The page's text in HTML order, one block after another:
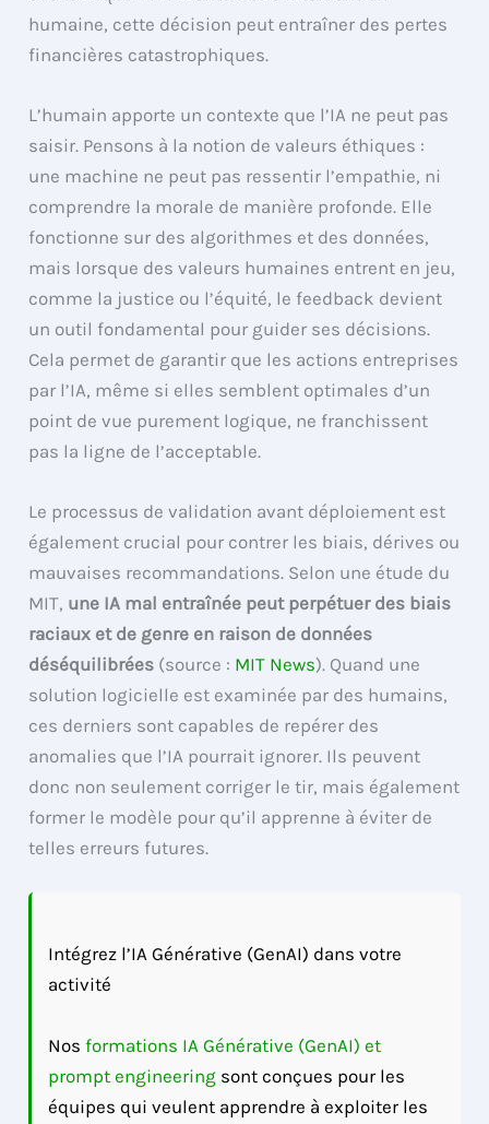
humaine, cette décision peut entraîner des pertes
financières catastrophiques.
L’humain apporte un contexte que l’IA ne peut pas
saisir. Pensons à la notion de valeurs éthiques :
une machine ne peut pas ressentir l’empathie, ni
comprendre la morale de manière profonde. Elle
fonctionne sur des algorithmes et des données,
mais lorsque des valeurs humaines entrent en jeu,
comme la justice ou l’équité, le feedback devient
un outil fondamental pour guider ses décisions.
Cela permet de garantir que les actions entreprises
par l’IA, même si elles semblent optimales d’un
point de vue purement logique, ne franchissent
pas la ligne de l’acceptable.
Le processus de validation avant déploiement est
également crucial pour contrer les biais, dérives ou
mauvaises recommandations. Selon une étude du
MIT, une IA mal entraînée peut perpétuer des biais
raciaux et de genre en raison de données
déséquilibrées (source : MIT News). Quand une
solution logicielle est examinée par des humains,
ces derniers sont capables de repérer des
anomalies que l’IA pourrait ignorer. Ils peuvent
donc non seulement corriger le tir, mais également
former le modèle pour qu’il apprenne à éviter de
telles erreurs futures.
Intégrez l’IA Générative (GenAI) dans votre
activité
Nosformations IA Générative (GenAI) et
prompt engineering sont conçues pour les
équipes qui veulent apprendre à exploiter les